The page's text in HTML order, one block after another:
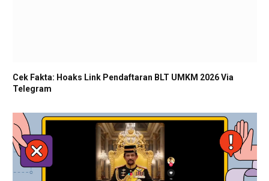
Cek Fakta: Hoaks Link Pendaftaran BLT UMKM 2026 Via
Telegram